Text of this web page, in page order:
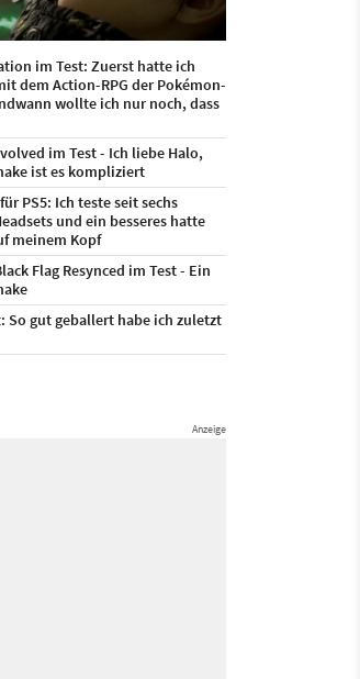
im Test: Zuerst hatte ich
dem Action-RPG der Pokémon-
wollte ich nur noch, dass
im Test - Ich liebe Halo,
ist es kompliziert
PS5: Ich teste seit sechs
und ein besseres hatte
meinem Kopf
Flag Resynced im Test - Ein
So gut geballert habe ich zuletzt